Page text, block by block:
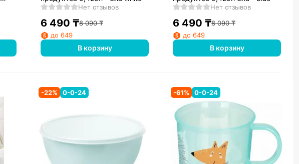
Нет отзывов
6 490 ₸8 090₸
до 649
В корзину
Нет отзывов
6 490 ₸8 090₸
до 649
В корзину
-22% 0-0-24 -61% 0-0-24